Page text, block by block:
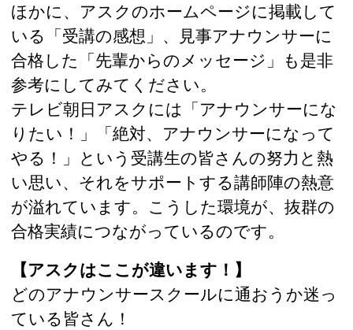
ほかに、アスクのホームページに掲載して
いる「受講の感想」、見事アナウンサーに
合格した「先輩からのメッセージ」も是非
参考にしてみてください。
テレビ朝日アスクには「アナウンサーにな
りたい！」「絶対、アナウンサーになって
やる！」という受講生の皆さんの努力と熱
い思い、それをサポートする講師陣の熱意
が溢れています。こうした環境が、抜群の
合格実績につながっているのです。
【アスクはここが違います！】
どのアナウンサースクールに通おうか迷っ
ている皆さん！